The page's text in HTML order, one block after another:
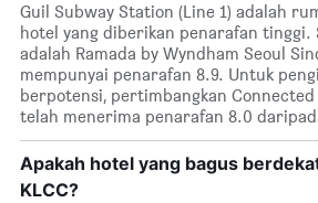
Guil Subway Station (Line 1) adalah
hotel yang diberikan penarafan tinggi.
adalah Ramada by Wyndham Seoul
mempunyai penarafan 8.9. Untuk
berpotensi, pertimbangkan
telah menerima penarafan 8.0
Apakah hotel yang bagus
KLCC?